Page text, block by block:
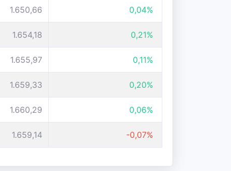
1.650,66 0,04%
1.654,18 0,21%
1.655,97 0,11%
1.659,33 0,20%
1.660,29 0,06%
1.659,14 -0,07%